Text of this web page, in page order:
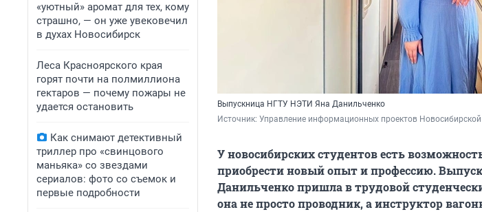
«уютный» аромат для тех, кому
страшно, — он уже увековечил
в духах Новосибирск
Леса Красноярского края
горят почти на полмиллиона
гектаров — почему пожары не
удается остановить
Как снимают детективный
триллер про «свинцового
маньяка» со звездами
сериалов: фото со съемок и
первые подробности
Выпускница НГТУ НЭТИ Яна Данильченко
Источник: Управление информационных проектов Новосибирской
У новосибирских студентов есть
приобрести новый опыт и профессию.
Данильченко пришла в трудовой
она не просто проводник, а инструктор